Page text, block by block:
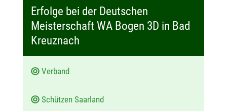
a
Erfolge bei der Deutschen
Meisterschaft WA Bogen 3D in Bad
Kreuznach
Verband
Schützen Saarland